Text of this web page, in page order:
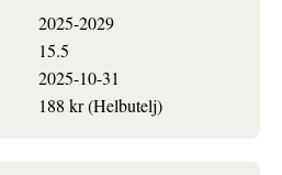
2025-2029
15.5
2025-10-31
188 kr (Helbutelj)